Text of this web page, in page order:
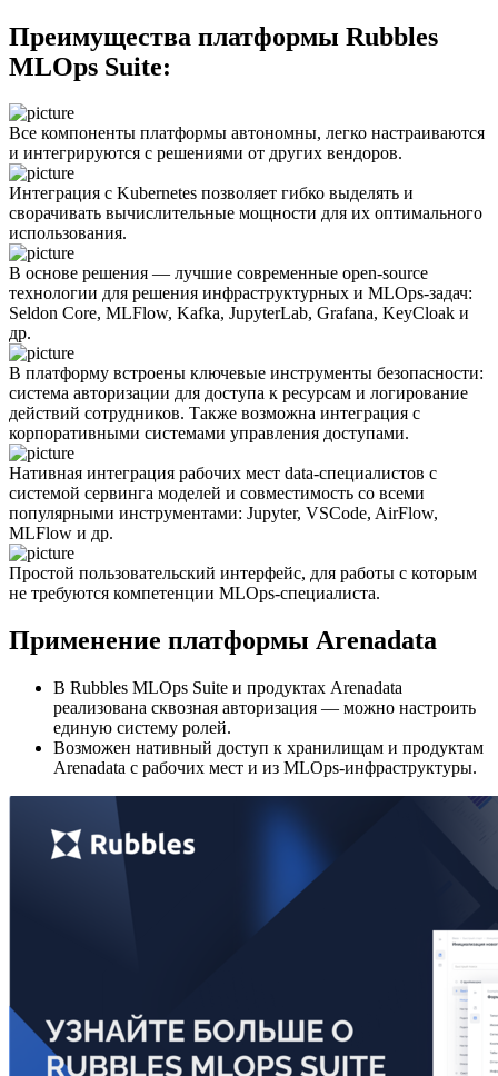
Преимущества платформы Rubbles
MLOps Suite:
Все компоненты платформы автономны, легко настраиваются
и интегрируются с решениями от других вендоров.
Интеграция с Kubernetes позволяет гибко выделять и
сворачивать вычислительные мощности для их оптимального
использования.
В основе решения — лучшие современные open-source
технологии для решения инфраструктурных и MLOps-задач:
Seldon Core, MLFlow, Kafka, JupyterLab, Grafana, KeyCloak и
др.
В платформу встроены ключевые инструменты безопасности:
система авторизации для доступа к ресурсам и логирование
действий сотрудников. Также возможна интеграция с
корпоративными системами управления доступами.
Нативная интеграция рабочих мест data-специалистов с
системой сервинга моделей и совместимость со всеми
популярными инструментами: Jupyter, VSCode, AirFlow,
MLFlow и др.
Простой пользовательский интерфейс, для работы с которым
не требуются компетенции MLOps-специалиста.
Применение платформы Arenadata
В Rubbles MLOps Suite и продуктах Arenadata
реализована сквозная авторизация — можно настроить
единую систему ролей.
Возможен нативный доступ к хранилищам и продуктам
Arenadata с рабочих мест и из MLOps-инфраструктуры.